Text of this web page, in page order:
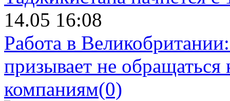
14.05 16:08
Работа в
призывает не
компаниям(0)